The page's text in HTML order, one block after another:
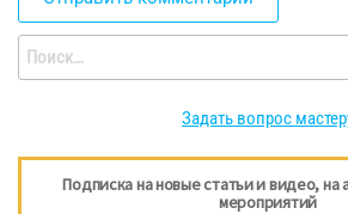
Найти:
Задать вопрос
Подписка на новые статьи и видео, на
мероприятий